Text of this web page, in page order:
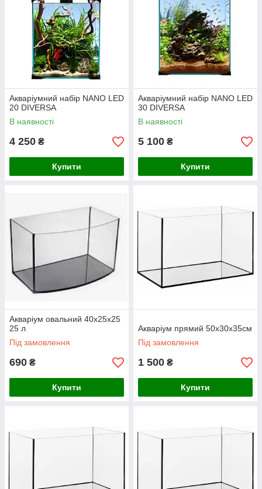
Акваріумний набір NANO LED
20 DIVERSA
В наявності
4 250 ₴
Купити
Акваріумний набір NANO LED
30 DIVERSA
В наявності
5 100 ₴
Купити
Акваріум овальний 40x25x25
25 л
Під замовлення
690 ₴
Купити
Акваріум прямий 50х30х35см
Під замовлення
1 500 ₴
Купити